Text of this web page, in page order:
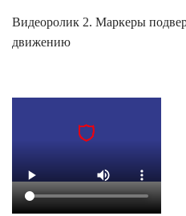
Видеоролик 2. Маркеры
движению